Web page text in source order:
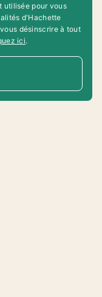
utilisée pour vous
d'Hachette
désinscrire à tout
ici.